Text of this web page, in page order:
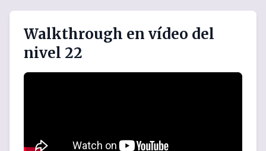
Walkthrough en vídeo del
nivel 22